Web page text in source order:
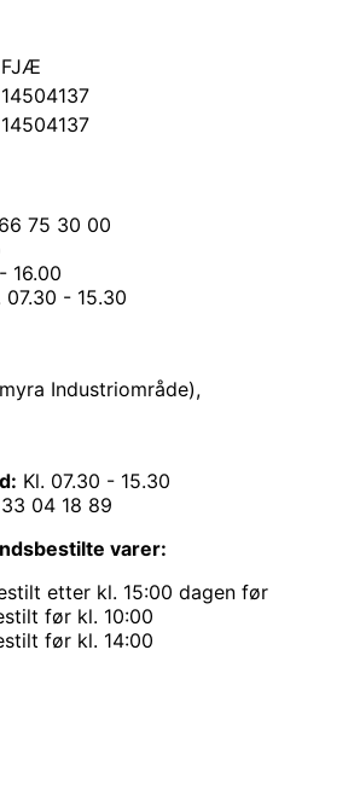
FJÆ
14504137
14504137
75 30 00
16.00
07.30 - 15.30
Industriområde),
Kl. 07.30 - 15.30
04 18 89
varer:
etter kl. 15:00 dagen før
før kl. 10:00
før kl. 14:00